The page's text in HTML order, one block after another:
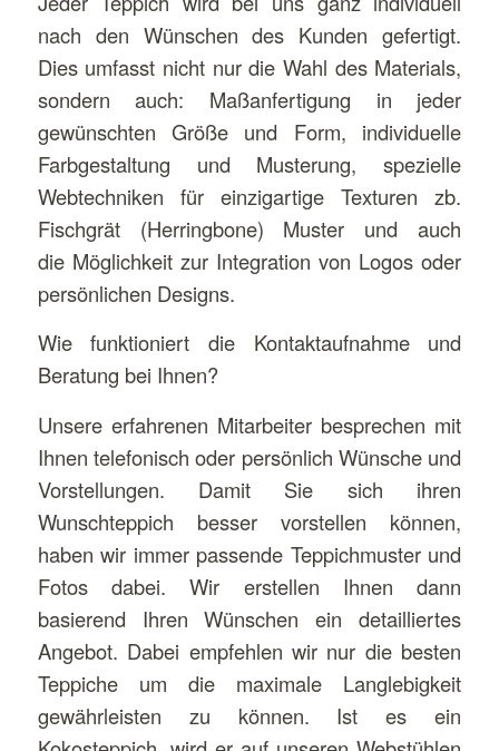
nach den Wünschen des Kunden gefertigt.
Dies umfasst nicht nur die Wahl des Materials,
sondern auch: Maßanfertigung in jeder
gewünschten Größe und Form, individuelle
Farbgestaltung und Musterung, spezielle
Webtechniken für einzigartige Texturen zb.
Fischgrät (Herringbone) Muster und auch
die Möglichkeit zur Integration von Logos oder
persönlichen Designs.
Wie funktioniert die Kontaktaufnahme und
Beratung bei Ihnen?
Unsere erfahrenen Mitarbeiter besprechen mit
Ihnen telefonisch oder persönlich Wünsche und
Vorstellungen. Damit Sie sich ihren
Wunschteppich besser vorstellen können,
haben wir immer passende Teppichmuster und
Fotos dabei. Wir erstellen Ihnen dann
basierend Ihren Wünschen ein detailliertes
Angebot. Dabei empfehlen wir nur die besten
Teppiche um die maximale Langlebigkeit
gewährleisten zu können. Ist es ein